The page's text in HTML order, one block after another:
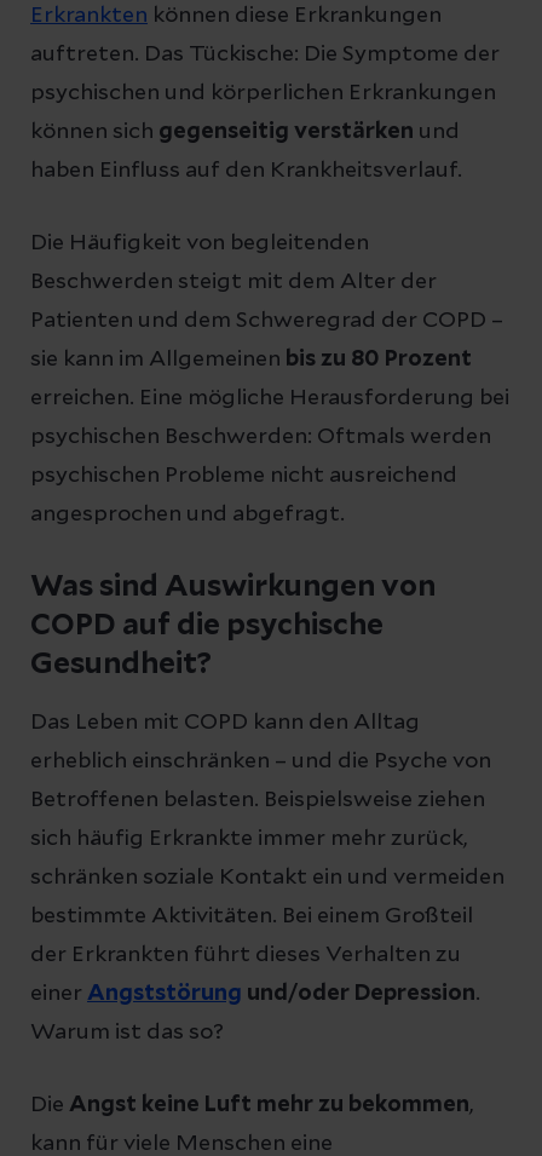
Erkrankten können diese Erkrankungen
auftreten. Das Tückische: Die Symptome der
psychischen und körperlichen Erkrankungen
können sich gegenseitig verstärken und
haben Einfluss auf den Krankheitsverlauf.
Die Häufigkeit von begleitenden
Beschwerden steigt mit dem Alter der
Patienten und dem Schweregrad der COPD –
sie kann im Allgemeinen bis zu 80 Prozent
erreichen. Eine mögliche Herausforderung bei
psychischen Beschwerden: Oftmals werden
psychischen Probleme nicht ausreichend
angesprochen und abgefragt.
Was sind Auswirkungen von
COPD auf die psychische
Gesundheit?
Das Leben mit COPD kann den Alltag
erheblich einschränken – und die Psyche von
Betroffenen belasten. Beispielsweise ziehen
sich häufig Erkrankte immer mehr zurück,
schränken soziale Kontakt ein und vermeiden
bestimmte Aktivitäten. Bei einem Großteil
der Erkrankten führt dieses Verhalten zu
einer Angststörung und/oder Depression.
Warum ist das so?
Die Angst keine Luft mehr zu bekommen,
kann für viele Menschen eine